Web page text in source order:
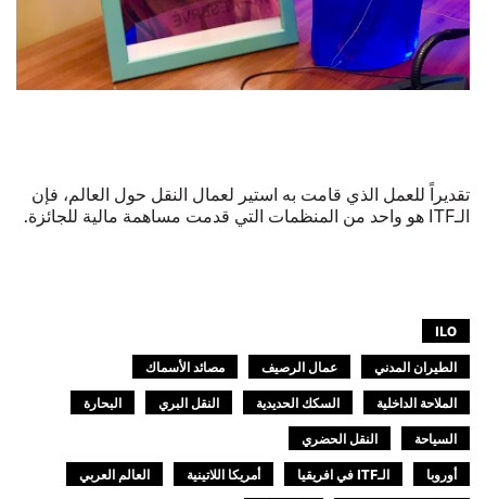
تقديراً للعمل الذي قامت به استير لعمال النقل حول العالم، فإن
الـITF هو واحد من المنظمات التي قدمت مساهمة مالية للجائزة.
ILO
الطيران المدني
عمال الرصيف
مصائد الأسماك
الملاحة الداخلية
السكك الحديدية النقل البري
البحارة
السياحة
النقل الحضري
أوروبا
الـITF في افريقيا أمريكا اللاتينية
العالم العربي